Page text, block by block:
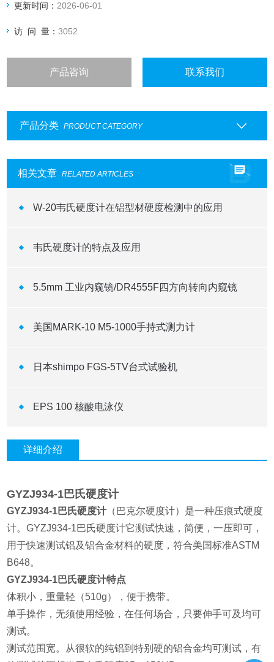
更新时间： 2026-06-01
访 问 量：3052
产品咨询 联系我们
产品分类 PRODUCT CATEGORY
相关文章 RELATED ARTICLES
W-20韦氏硬度计在铝型材硬度检测中的应用
韦氏硬度计的特点及应用
5.5mm 工业内窥镜/DR4555F四方向转向内窥镜
美国MARK-10 M5-1000手持式测力计
日本shimpo FGS-5TV台式试验机
EPS 100 核酸电泳仪
详细介绍
GYZJ934-1巴氏硬度计
GYZJ934-1巴氏硬度计（巴克尔硬度计）是一种压痕式硬度
计。GYZJ934-1巴氏硬度计它测试快速，简便，一压即可，
用于快速测试铝及铝合金材料的硬度，符合美国标准ASTM
B648。
GYZJ934-1巴氏硬度计特点
体积小，重量轻（510g），便于携带。
单手操作，无须使用经验，在任何场合，只要伸手可及均可
测试。
测试范围宽。从很软的纯铝到特别硬的铝合金均可测试，有